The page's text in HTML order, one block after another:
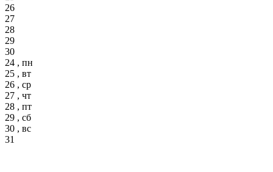
26
27
28
29
30
24 , пн
25 , вт
26 , ср
27 , чт
28 , пт
29 , сб
30 , вс
31